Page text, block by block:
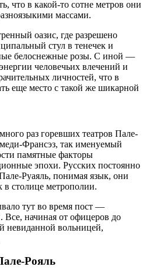
что в какой-то сотне метров они
массами.
оазис, где разрешено
стул в тенечек и
белоснежные розы. С иной —
человечьих влечений и
личностей, что в
еще место с такой же шикарной
раз горевших театров Пале-
Франсэз, так именуемый
памятные факторы
эпохи. Русских постоянно
Руаяль, понимая язык, они
столице метрополии.
тут во время пост —
Все, начиная от офицеров до
невиданной вольницей,
Рояль